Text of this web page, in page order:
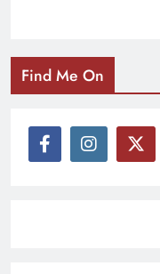
Find Me On